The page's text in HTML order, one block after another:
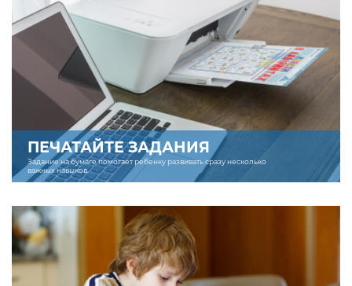
ПЕЧАТАЙТЕ ЗАДАНИЯ
Задание на бумаге помогает ребенку развивать сразу несколько
важных навыков.